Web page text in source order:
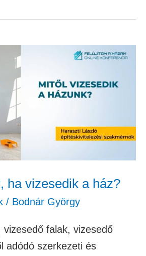
ha vizesedik a ház?
/ Bodnár György
vizesedő falak, vizesedő
adódó szerkezeti és